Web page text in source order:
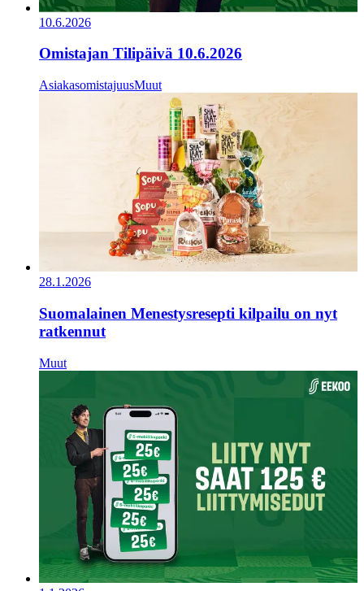
10.6.2026
Omistajan Tilipäivä 10.6.2026
AsiakasomistajuusMuut
28.1.2026
Suomalainen Menestysresepti kilpailu on nyt
ratkennut
Muut